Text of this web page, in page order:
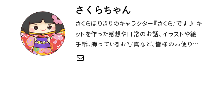
さくらちゃん
さくらほりきりのキャラクター『さくら』です♪ キ
ットを作った感想や日常のお話、イラストや絵
手紙、飾っているお写真など、皆様のお便りを
お待ちしています！